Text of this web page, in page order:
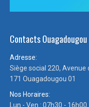
Contacts Ouagadougou
Adresse:
Siège social 220, Avenue
171 Ouagadougou 01
Nos Horaires:
Lun - Ven : 07h30 - 16h00